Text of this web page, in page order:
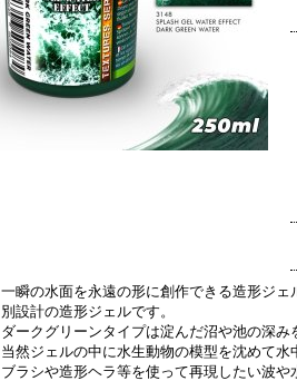
一瞬の水面を永遠の形に創作できる造形ジ
別設計の造形ジェルです。
ダークグリーンタイプは淀んだ沼や池の深み
当然ジェルの中に水生動物の模型を沈めて水
ブラシや造形ヘラ等を使って再現したい波や